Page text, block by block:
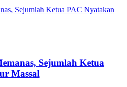
Sejumlah Ketua
Massal